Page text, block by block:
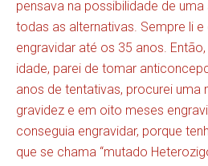
pensava na possibilidade de
todas as alternativas. Sempre li
engravidar até os 35 anos.
idade, parei de tomar
anos de tentativas, procurei uma
gravidez e em oito meses
conseguia engravidar, porque
que se chama “mutado